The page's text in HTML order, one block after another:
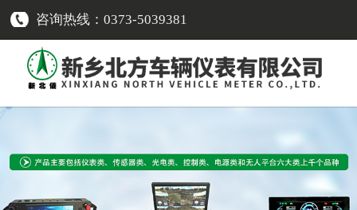
咨询热线：0373-5039381